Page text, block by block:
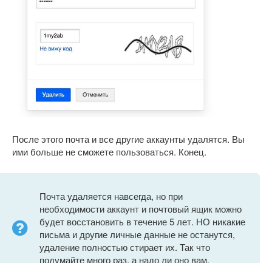
После этого почта и все другие аккаунты удалятся. Вы
ими больше не сможете пользоваться. Конец.
Почта удаляется навсегда, но при
необходимости аккаунт и почтовый ящик можно
будет восстановить в течение 5 лет. НО никакие
письма и другие личные данные не останутся,
удаление полностью стирает их. Так что
подумайте много раз, а надо ли оно вам.